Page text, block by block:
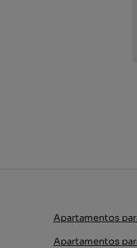
Apartamentos
Apartamentos